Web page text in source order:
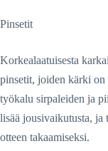
Pinsetit
Korkealaatuisesta
pinsetit, joiden kärki on
työkalu sirpaleiden ja
lisää jousivaikutusta, ja
otteen takaamiseksi.